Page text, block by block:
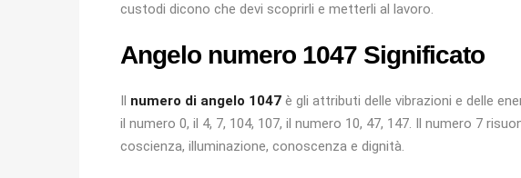
custodi dicono che devi scoprirli e metterli al lavoro.
Angelo numero 1047 Significato
Il numero di angelo 1047 è gli attributi delle vibrazioni e delle
il numero 0, il 4, 7, 104, 107, il numero 10, 47, 147. Il numero 7
coscienza, illuminazione, conoscenza e dignità.